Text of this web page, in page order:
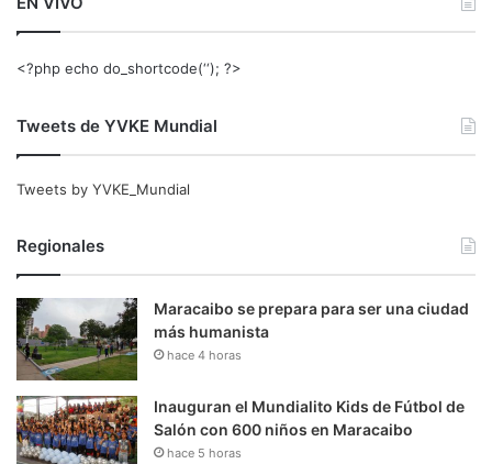
<?php echo do_shortcode(‘‘); ?>
Tweets de YVKE Mundial
Tweets by YVKE_Mundial
Regionales
Maracaibo se prepara para ser una ciudad
más humanista
hace 4 horas
Inauguran el Mundialito Kids de Fútbol de
Salón con 600 niños en Maracaibo
hace 5 horas